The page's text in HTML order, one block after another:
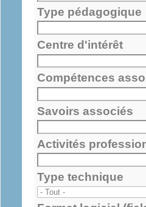
Type pédagogique
Centre d'intérêt
Compétences
Savoirs associés
Activités
Type technique